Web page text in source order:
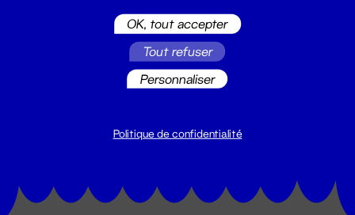
billetterie@leGrandT.fr
OK, tout accepter
Tout refuser
Personnaliser
Politique de confidentialité